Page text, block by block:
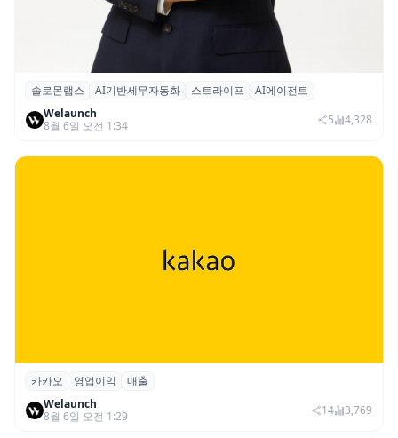
솔로몬랩스, 스트라이프 출신 이창헌 영입…
절세 전략 AI 에이전트 개발 본격화
솔로몬랩스 AI기반세무자동화 스트라이프
AI에이전트
Welaunch
8월 6일 오전 1:34
5 4,328
카카오, 2026년 2분기 매출 2조985억·영업
이익 2770억…역대 분기 최대
카카오 영업이익
매출
Welaunch
8월 6일 오전 1:29
14 3,769